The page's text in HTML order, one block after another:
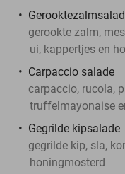
gerookte zalm,
ui, kappertjes en
Carpaccio salade
carpaccio, rucola,
truffelmayonaise
Gegrilde kipsalade
gegrilde kip, sla,
honingmosterd